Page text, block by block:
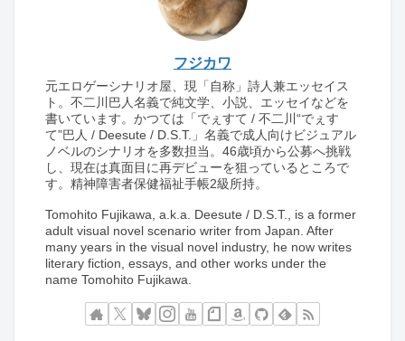
フジカワ
元エロゲーシナリオ屋、現「自称」詩人兼エッセイス
ト。不二川巴人名義で純文学、小説、エッセイなどを
書いています。かつては「でぇすて / 不二川“でぇす
て”巴人 / Deesute / D.S.T.」名義で成人向けビジュアル
ノベルのシナリオを多数担当。46歳頃から公募へ挑戦
し、現在は真面目に再デビューを狙っているところで
す。精神障害者保健福祉手帳2級所持。
Tomohito Fujikawa, a.k.a. Deesute / D.S.T., is a former
adult visual novel scenario writer from Japan. After
many years in the visual novel industry, he now writes
literary fiction, essays, and other works under the
name Tomohito Fujikawa.